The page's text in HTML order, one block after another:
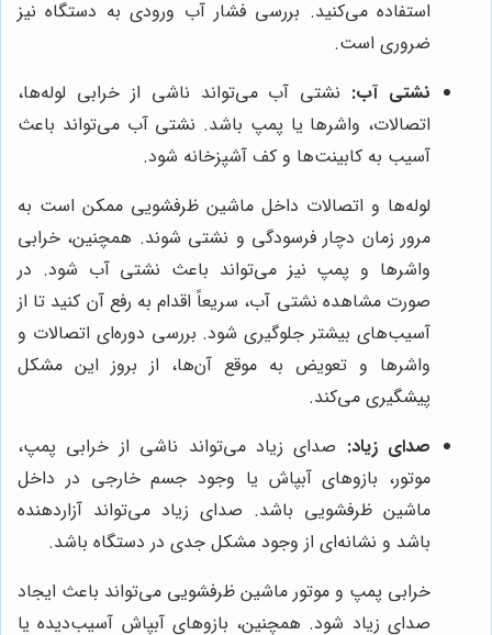
استفاده می‌کنید. بررسی فشار آب ورودی به دستگاه نیز
ضروری است.
نشتی آب: نشتی آب می‌تواند ناشی از خرابی لوله‌ها،
اتصالات، واشرها یا پمپ باشد. نشتی آب می‌تواند باعث
آسیب به کابینت‌ها و کف آشپزخانه شود.
لوله‌ها و اتصالات داخل ماشین ظرفشویی ممکن است به
مرور زمان دچار فرسودگی و نشتی شوند. همچنین، خرابی
واشرها و پمپ نیز می‌تواند باعث نشتی آب شود. در
صورت مشاهده نشتی آب، سریعاً اقدام به رفع آن کنید تا از
آسیب‌های بیشتر جلوگیری شود. بررسی دوره‌ای اتصالات و
واشرها و تعویض به موقع آن‌ها، از بروز این مشکل
پیشگیری می‌کند.
صدای زیاد: صدای زیاد می‌تواند ناشی از خرابی پمپ،
موتور، بازوهای آبپاش یا وجود جسم خارجی در داخل
ماشین ظرفشویی باشد. صدای زیاد می‌تواند آزاردهنده
باشد و نشانه‌ای از وجود مشکل جدی در دستگاه باشد.
خرابی پمپ و موتور ماشین ظرفشویی می‌تواند باعث ایجاد
صدای زیاد شود. همچنین، بازوهای آبپاش آسیب‌دیده یا